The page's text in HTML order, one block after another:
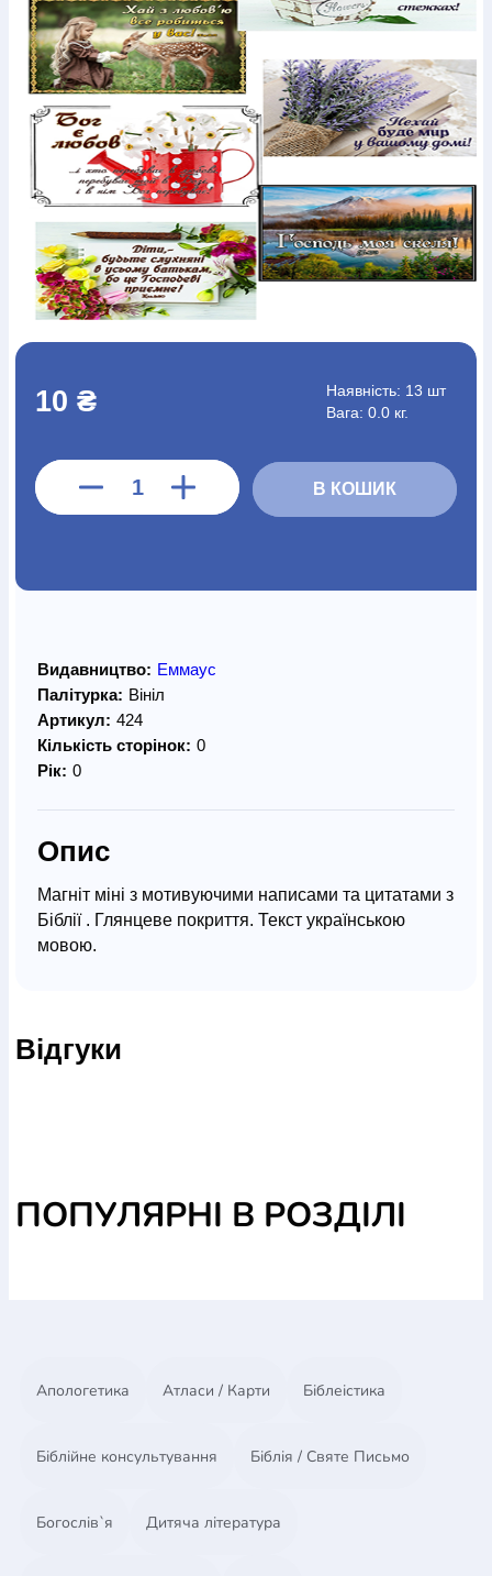
Богослов`яШлюб і сім`яЮдаїзм
Супутні товари
ПеріодикаАудіоРучки кулькові ВідеоГалантерея
Закладки для книгФутболки БрелокиСумкиБіжутерія
БлокнотиЩоденники / щотижневикиВироби з дерева
Вироби з кераміки і глиниВироби з сріблаКартини
Навчальні мапиШкіряні виробиМагнітиМеталеві
Міні-лампиНаклейки Настільні ігриПакети
подарунковіПлакатиПластмасові виробиХустки
Подарункові карткиРозвиваючі ігриРепринтиСвічки
ЗошитиФотокартиниЧохли на БибліїГоловні убори
КалендаріКанцелярскі товариКомп`ютерні ігри
ЛистівкиСувенирна продукція
Книга в комплекті
(097) 880-6379
10 ₴ Наявність: 13 шт
Вага: 0.0 кг.
В КОШИК
Видавництво: Еммаус
Палітурка: Вініл
Артикул: 424
Кількість сторінок: 0
Рік: 0
Опис
Магніт міні з мотивуючими написами та цитатами з
Біблії . Глянцеве покриття. Текст українською
мовою.
Матеріал - вініл.
Відгуки
ПОПУЛЯРНІ В РОЗДІЛІ
Апологетика Атласи / Карти Біблеістика
Біблійне консультування Біблія / Святе Письмо
Богослів`я Дитяча література